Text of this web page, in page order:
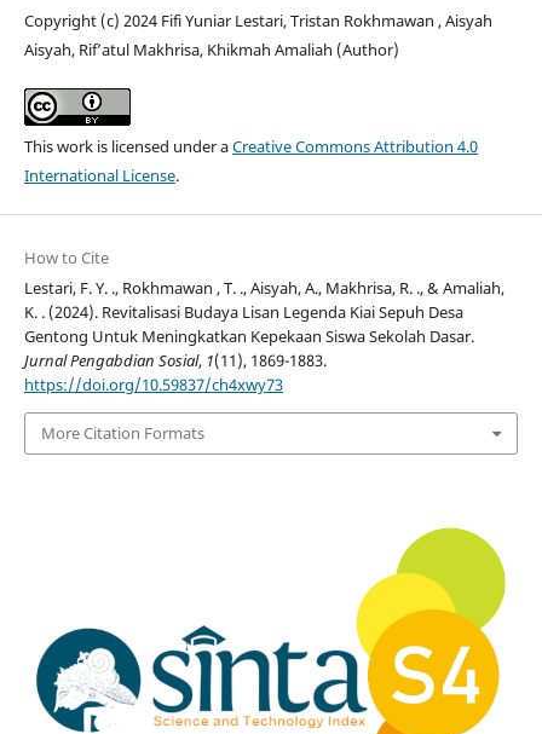
Copyright (c) 2024 Fifi Yuniar Lestari, Tristan Rokhmawan , Aisyah
Aisyah, Rif’atul Makhrisa, Khikmah Amaliah (Author)
This work is licensed under aCreative Commons Attribution 4.0
International License.
How to Cite
Lestari, F. Y. ., Rokhmawan , T. ., Aisyah, A., Makhrisa, R. ., & Amaliah,
K. . (2024). Revitalisasi Budaya Lisan Legenda Kiai Sepuh Desa
Gentong Untuk Meningkatkan Kepekaan Siswa Sekolah Dasar.
Jurnal Pengabdian Sosial, 1(11), 1869-1883.
https://doi.org/10.59837/ch4xwy73
More Citation Formats